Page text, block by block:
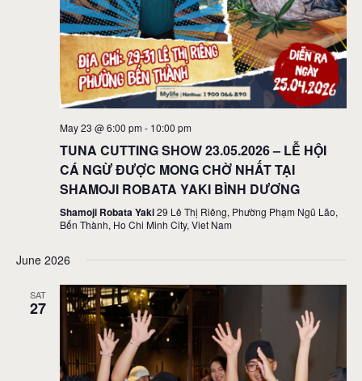
May 23 @ 6:00 pm- 10:00 pm
TUNA CUTTING SHOW 23.05.2026 – LỄ HỘI
CÁ NGỪ ĐƯỢC MONG CHỜ NHẤT TẠI
SHAMOJI ROBATA YAKI BÌNH DƯƠNG
Shamoji Robata Yaki29 Lê Thị Riêng, Phường Phạm Ngũ Lão,
Bến Thành, Ho Chi Minh City, Viet Nam
June 2026
SAT
27